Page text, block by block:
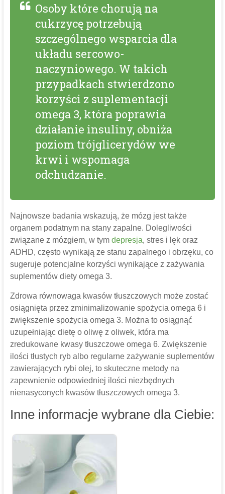
Osoby które chorują na
cukrzycę potrzebują
szczególnego wsparcia dla
układu sercowo-
naczyniowego. W takich
przypadkach stwierdzono
korzyści z suplementacji
omega 3, która poprawia
działanie insuliny, obniża
poziom trójglicerydów we
krwi i wspomaga
odchudzanie.
Najnowsze badania wskazują, że mózg jest także
organem podatnym na stany zapalne. Dolegliwości
związane z mózgiem, w tym depresja, stres i lęk oraz
ADHD, często wynikają ze stanu zapalnego i obrzęku, co
sugeruje potencjalne korzyści wynikające z zażywania
suplementów diety omega 3.
Zdrowa równowaga kwasów tłuszczowych może zostać
osiągnięta przez zminimalizowanie spożycia omega 6 i
zwiększenie spożycia omega 3. Można to osiągnąć
uzupełniając dietę o oliwę z oliwek, która ma
zredukowane kwasy tłuszczowe omega 6. Zwiększenie
ilości tłustych ryb albo regularne zażywanie suplementów
zawierających rybi olej, to skuteczne metody na
zapewnienie odpowiedniej ilości niezbędnych
nienasyconych kwasów tłuszczowych omega 3.
Inne informacje wybrane dla Ciebie: